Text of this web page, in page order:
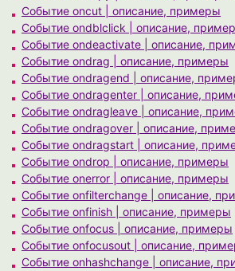
Событие oncut | описание, примеры
Событие ondblclick | описание,
Событие ondeactivate | описание,
Событие ondrag | описание, примеры
Событие ondragend | описание,
Событие ondragenter | описание,
Событие ondragleave | описание,
Событие ondragover | описание,
Событие ondragstart | описание,
Событие ondrop | описание, примеры
Событие onerror | описание, примеры
Событие onfilterchange | описание,
Событие onfinish | описание, примеры
Событие onfocus | описание, примеры
Событие onfocusout | описание,
Событие onhashchange | описание,